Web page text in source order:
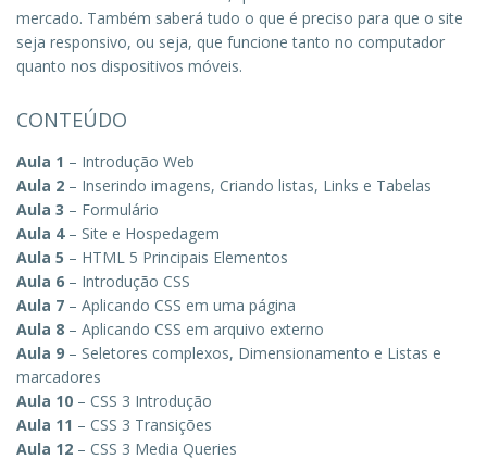
mercado. Também saberá tudo o que é preciso para que o site
seja responsivo, ou seja, que funcione tanto no computador
quanto nos dispositivos móveis.
CONTEÚDO
Aula 1 – Introdução Web
Aula 2 – Inserindo imagens, Criando listas, Links e Tabelas
Aula 3 – Formulário
Aula 4 – Site e Hospedagem
Aula 5 – HTML 5 Principais Elementos
Aula 6 – Introdução CSS
Aula 7 – Aplicando CSS em uma página
Aula 8 – Aplicando CSS em arquivo externo
Aula 9 – Seletores complexos, Dimensionamento e Listas e
marcadores
Aula 10 – CSS 3 Introdução
Aula 11 – CSS 3 Transições
Aula 12 – CSS 3 Media Queries